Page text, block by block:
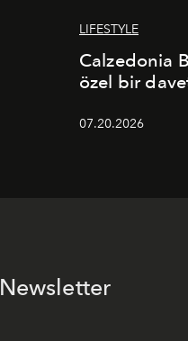
LIFESTYLE
Calzedonia
özel bir
07.20.2026
Newsletter